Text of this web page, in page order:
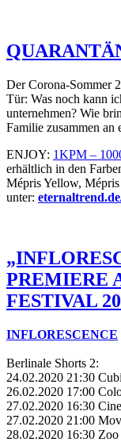
Der Corona-Sommer
Tür: Was noch kann
unternehmen? Wie
Familie zusammen an
ENJOY: 1KPM –
erhältlich in den
Mépris Yellow,
unter:
PREMIERE
FESTIVAL
INFLORESCENCE
Berlinale Shorts 2:
24.02.2020 21:30
26.02.2020 17:00
27.02.2020 16:30
27.02.2020 21:00
28.02.2020 16:30